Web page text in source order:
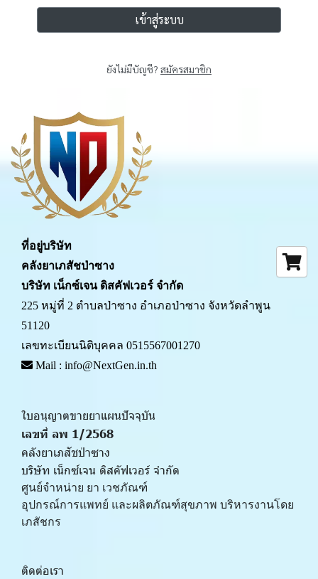
เข้าสู่ระบบ
ยังไม่มีบัญชี? สมัครสมาชิก
ที่อยู่บริษัท
คลังยาเภสัชป่าซาง
บริษัท เน็กซ์เจน ดิสคัฟเวอร์ จำกัด
225 หมู่ที่ 2 ตำบลป่าซาง อำเภอป่าซาง จังหวัดลำพูน
51120
เลขทะเบียนนิติบุคคล 0515567001270
Mail : info@NextGen.in.th
ใบอนุญาตขายยาแผนปัจจุบัน
เลขที่ ลพ 1/2568
คลังยาเภสัชป่าซาง
บริษัท เน็กซ์เจน ดิสคัฟเวอร์ จำกัด
ศูนย์จำหน่าย ยา เวชภัณฑ์
﻿อุปกรณ์การแพทย์ และผลิตภัณฑ์สุขภาพ บริหารงานโดย
เภสัชกร
ติดต่อเรา